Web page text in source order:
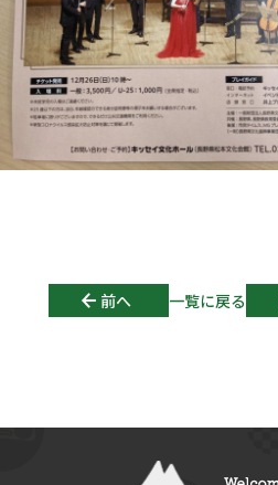
Post navigation
前へ 一覧に戻る